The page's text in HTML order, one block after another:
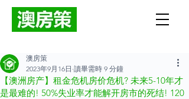
【澳洲房产】租金危机房价危机? 未来5-10年才
是最难的! 50%失业率才能解开房市的死结! 120
澳房策
2023年9月16日 讀畢需時 9 分鐘